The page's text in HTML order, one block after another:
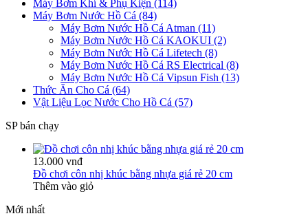
Máy Bơm Khí & Phụ Kiện (114)
Máy Bơm Nước Hồ Cá (84)
Máy Bơm Nước Hồ Cá Atman (11)
Máy Bơm Nước Hồ Cá KAOKUI (2)
Máy Bơm Nước Hồ Cá Lifetech (8)
Máy Bơm Nước Hồ Cá RS Electrical (8)
Máy Bơm Nước Hồ Cá Vipsun Fish (13)
Thức Ăn Cho Cá (64)
Vật Liệu Lọc Nước Cho Hồ Cá (57)
SP bán chạy
13.000 vnđ
Đồ chơi côn nhị khúc bằng nhựa giá rẻ 20 cm
Thêm vào giỏ
Mới nhất